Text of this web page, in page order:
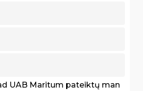
UAB Maritum pateiktų man